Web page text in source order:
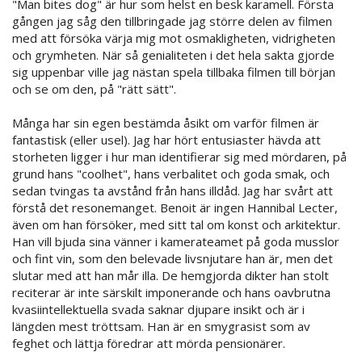
"Man bites dog" är hur som helst en besk karamell. Första
gången jag såg den tillbringade jag större delen av filmen
med att försöka värja mig mot osmakligheten, vidrigheten
och grymheten. När så genialiteten i det hela sakta gjorde
sig uppenbar ville jag nästan spela tillbaka filmen till början
och se om den, på "rätt sätt".
Många har sin egen bestämda åsikt om varför filmen är
fantastisk (eller usel). Jag har hört entusiaster hävda att
storheten ligger i hur man identifierar sig med mördaren, på
grund hans "coolhet", hans verbalitet och goda smak, och
sedan tvingas ta avstånd från hans illdåd. Jag har svårt att
förstå det resonemanget. Benoit är ingen Hannibal Lecter,
även om han försöker, med sitt tal om konst och arkitektur.
Han vill bjuda sina vänner i kamerateamet på goda musslor
och fint vin, som den belevade livsnjutare han är, men det
slutar med att han mår illa. De hemgjorda dikter han stolt
reciterar är inte särskilt imponerande och hans oavbrutna
kvasiintellektuella svada saknar djupare insikt och är i
längden mest tröttsam. Han är en smygrasist som av
feghet och lättja föredrar att mörda pensionärer.